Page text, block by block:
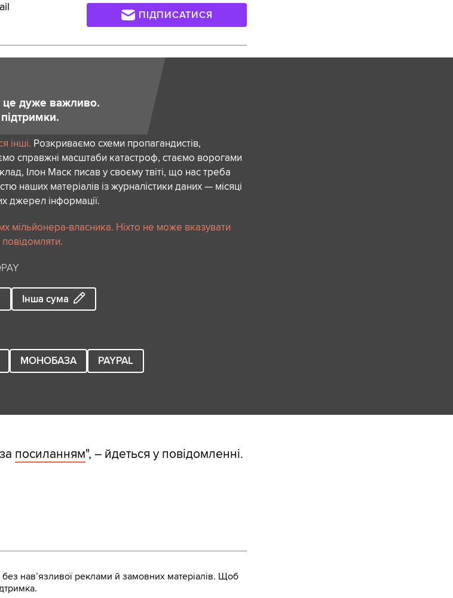
ПІДПИСАТИСЯ
це дуже важливо.
інші. Розкриваємо схеми пропагандистів,
справжні масштаби катастроф, стаємо ворогами
Ілон Маск писав у своєму твіті, що нас треба
наших матеріалів із журналістики даних — місяці
джерел інформації.
мільйонера-власника. Ніхто не може вказувати
Інша сума
МОНОБАЗА PAYPAL
посиланням", – йдеться у повідомленні.
навʼязливої реклами й замовних матеріалів. Щоб